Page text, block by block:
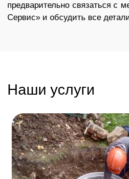
предварительно связаться с
Сервис» и обсудить все
Наши услуги